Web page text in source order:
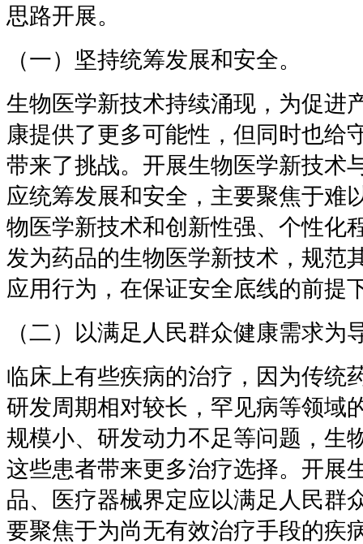
思路开展。
（一）坚持统筹发展和安全。
生物医学新技术持续涌现，为促进
康提供了更多可能性，但同时也给
带来了挑战。开展生物医学新技术
应统筹发展和安全，主要聚焦于难
物医学新技术和创新性强、个性化
发为药品的生物医学新技术，规范
应用行为，在保证安全底线的前提
（二）以满足人民群众健康需求为
临床上有些疾病的治疗，因为传统
研发周期相对较长，罕见病等领域
规模小、研发动力不足等问题，生
这些患者带来更多治疗选择。开展
品、医疗器械界定应以满足人民群
要聚焦于为尚无有效治疗手段的疾